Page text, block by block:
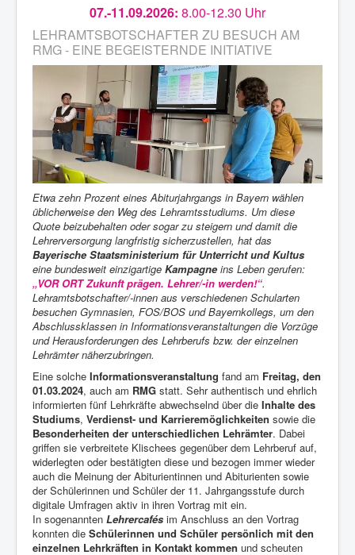
07.-11.09.2026: 8.00-12.30 Uhr
LEHRAMTSBOTSCHAFTER ZU BESUCH AM
RMG - EINE BEGEISTERNDE INITIATIVE
Etwa zehn Prozent eines Abiturjahrgangs in Bayern wählen
üblicherweise den Weg des Lehramtsstudiums. Um diese
Quote beizubehalten oder sogar zu steigern und damit die
Lehrerversorgung langfristig sicherzustellen, hat das
Bayerische Staatsministerium für Unterricht und Kultus
eine bundesweit einzigartige Kampagne ins Leben gerufen:
„VOR ORT Zukunft prägen. Lehrer/-in werden!“.
Lehramtsbotschafter/-innen aus verschiedenen Schularten
besuchen Gymnasien, FOS/BOS und Bayernkollegs, um den
Abschlussklassen in Informationsveranstaltungen die Vorzüge
und Herausforderungen des Lehrberufs bzw. der einzelnen
Lehrämter näherzubringen.
Eine solche Informationsveranstaltung fand am Freitag, den
01.03.2024, auch am RMG statt. Sehr authentisch und ehrlich
informierten fünf Lehrkräfte abwechselnd über die Inhalte des
Studiums, Verdienst- und Karrieremöglichkeiten sowie die
Besonderheiten der unterschiedlichen Lehrämter. Dabei
griffen sie verbreitete Klischees gegenüber dem Lehrberuf auf,
widerlegten oder bestätigten diese und bezogen immer wieder
auch die Meinung der Abiturientinnen und Abiturienten sowie
der Schülerinnen und Schüler der 11. Jahrgangsstufe durch
digitale Umfragen aktiv in ihren Vortrag mit ein.
In sogenannten Lehrercafés im Anschluss an den Vortrag
konnten die Schülerinnen und Schüler persönlich mit den
einzelnen Lehrkräften in Kontakt kommen und scheuten